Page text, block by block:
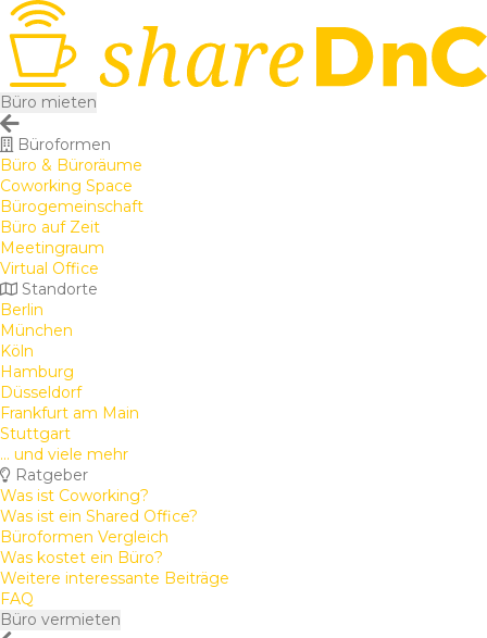
Büro mieten
Büroformen
Büro & Büroräume
Coworking Space
Bürogemeinschaft
Büro auf Zeit
Meetingraum
Virtual Office
Standorte
Berlin
München
Köln
Hamburg
Düsseldorf
Frankfurt am Main
Stuttgart
... und viele mehr
Ratgeber
Was ist Coworking?
Was ist ein Shared Office?
Büroformen Vergleich
Was kostet ein Büro?
Weitere interessante Beiträge
FAQ
Büro vermieten